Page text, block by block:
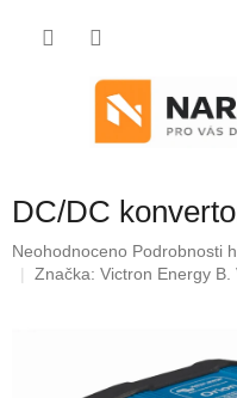
DC/DC
Průměrné
hodnocení
Neohodnoceno Podrobnosti
Značka: Victron Energy B.